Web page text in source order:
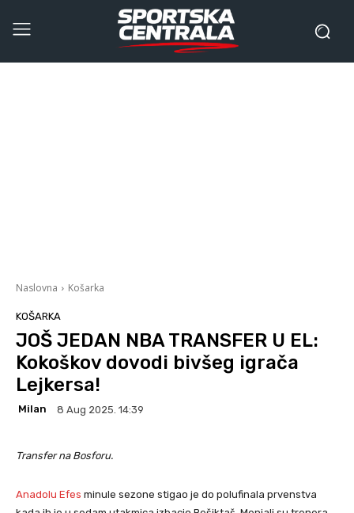
Naslovna Košarka
KOŠARKA
JOŠ JEDAN NBA TRANSFER U EL:
Kokoškov dovodi bivšeg igrača
Lejkersa!
Milan 8 Aug 2025. 14:39
Transfer na Bosforu.
Anadolu Efes minule sezone stigao je do polufinala prvenstva